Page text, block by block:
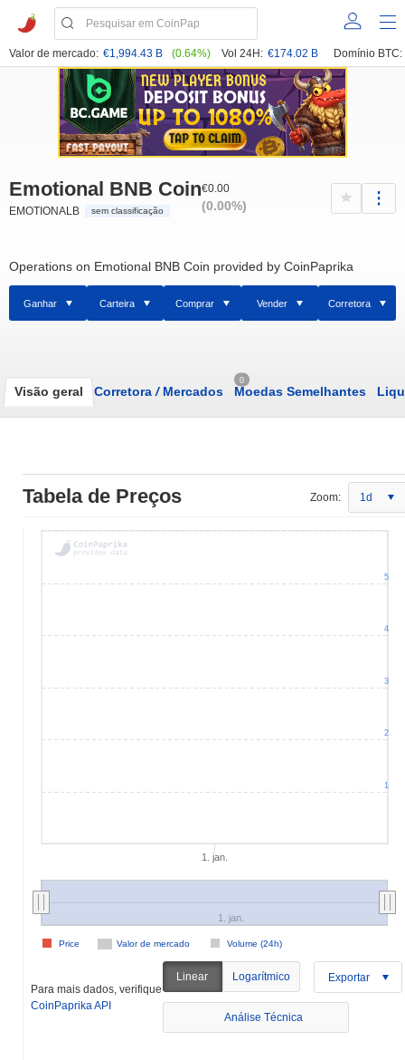
Valor de mercado: €1,994.43 B (0.64%) Vol 24H: €174.02 B Domínio BTC:
Emotional BNB Coin
EMOTIONALB sem classificação
€0.00
(0.00%)
Operations on Emotional BNB Coin provided by CoinPaprika
Ganhar Carteira Comprar Vender Corretora
Visão geral Corretora /Mercados
0
Moedas Semelhantes
Tabela de Preços Zoom: 1d
1. jan.
Valor de mercado Volume (24h)
Price
1. jan.
1
2
3
4
5
Para mais dados, verifique
CoinPaprika API
Linear Logarítmico Exportar
Análise Técnica